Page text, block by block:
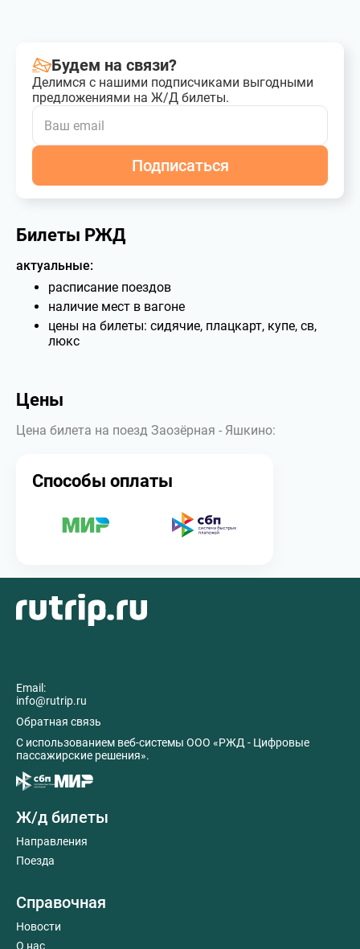
Будем на связи?
Делимся с нашими подписчиками выгодными
предложениями на Ж/Д билеты.
Подписаться
Билеты РЖД
актуальные:
расписание поездов
наличие мест в вагоне
цены на билеты: сидячие, плацкарт, купе, св,
люкс
Цены
Цена билета на поезд Заозёрная - Яшкино:
Способы оплаты
Email:
info@rutrip.ru
Обратная связь
C использованием веб-системы ООО «РЖД - Цифровые
пассажирские решения».
Ж/д билеты
Направления
Поезда
Справочная
Новости
О нас